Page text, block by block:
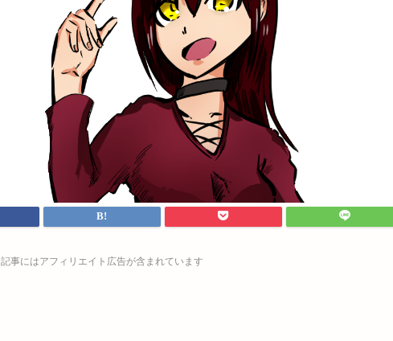
記事にはアフィリエイト広告が含まれています